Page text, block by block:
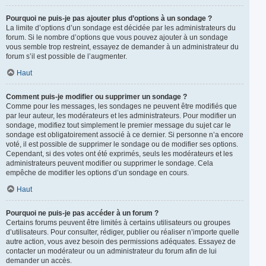
Pourquoi ne puis-je pas ajouter plus d’options à un sondage ?
La limite d’options d’un sondage est décidée par les administrateurs du
forum. Si le nombre d’options que vous pouvez ajouter à un sondage
vous semble trop restreint, essayez de demander à un administrateur du
forum s’il est possible de l’augmenter.
Haut
Comment puis-je modifier ou supprimer un sondage ?
Comme pour les messages, les sondages ne peuvent être modifiés que
par leur auteur, les modérateurs et les administrateurs. Pour modifier un
sondage, modifiez tout simplement le premier message du sujet car le
sondage est obligatoirement associé à ce dernier. Si personne n’a encore
voté, il est possible de supprimer le sondage ou de modifier ses options.
Cependant, si des votes ont été exprimés, seuls les modérateurs et les
administrateurs peuvent modifier ou supprimer le sondage. Cela
empêche de modifier les options d’un sondage en cours.
Haut
Pourquoi ne puis-je pas accéder à un forum ?
Certains forums peuvent être limités à certains utilisateurs ou groupes
d’utilisateurs. Pour consulter, rédiger, publier ou réaliser n’importe quelle
autre action, vous avez besoin des permissions adéquates. Essayez de
contacter un modérateur ou un administrateur du forum afin de lui
demander un accès.